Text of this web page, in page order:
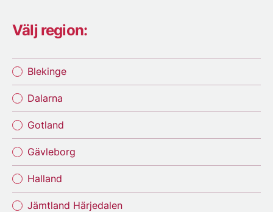
Välj region:
Blekinge
Dalarna
Gotland
Gävleborg
Halland
Jämtland Härjedalen